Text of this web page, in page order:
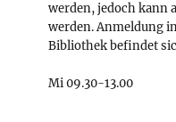
werden, jedoch kann
werden. Anmeldung
Bibliothek befindet
Mi 09.30-13.00